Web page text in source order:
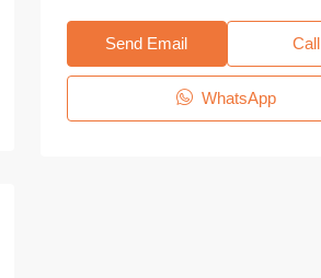
Send Email Call
WhatsApp